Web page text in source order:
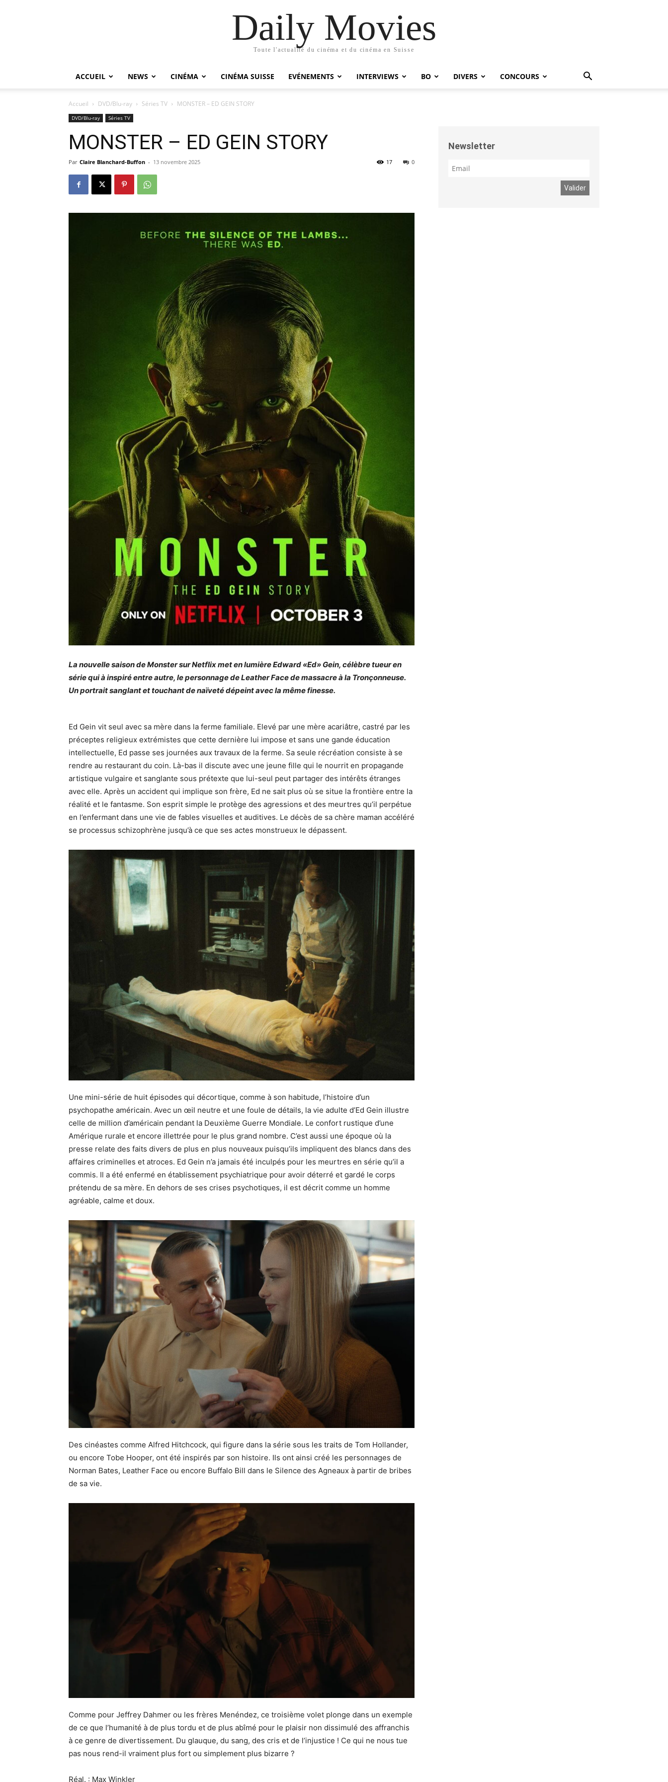
Daily Movies
Toute l'actualité du cinéma et du cinéma en Suisse
ACCUEIL NEWS CINÉMA CINÉMA SUISSE EVÉNEMENTS INTERVIEWS BO DIVERS CONCOURS
Accueil DVD/Blu-ray Séries TV MONSTER – ED GEIN STORY
DVD/Blu-ray Séries TV
MONSTER – ED GEIN STORY
Par Claire Blanchard-Buffon - 13 novembre 2025 0
17
La nouvelle saison de Monster sur Netflix met en lumière Edward «Ed» Gein, célèbre tueur en
série qui à inspiré entre autre, le personnage de Leather Face de massacre à la Tronçonneuse.
Un portrait sanglant et touchant de naïveté dépeint avec la même finesse.
Ed Gein vit seul avec sa mère dans la ferme familiale. Elevé par une mère acariâtre, castré par les
préceptes religieux extrémistes que cette dernière lui impose et sans une gande éducation
intellectuelle, Ed passe ses journées aux travaux de la ferme. Sa seule récréation consiste à se
rendre au restaurant du coin. Là-bas il discute avec une jeune fille qui le nourrit en propagande
artistique vulgaire et sanglante sous prétexte que lui-seul peut partager des intérêts étranges
avec elle. Après un accident qui implique son frère, Ed ne sait plus où se situe la frontière entre la
réalité et le fantasme. Son esprit simple le protège des agressions et des meurtres qu’il perpétue
en l’enfermant dans une vie de fables visuelles et auditives. Le décès de sa chère maman accéléré
se processus schizophrène jusqu’à ce que ses actes monstrueux le dépassent.
Une mini-série de huit épisodes qui décortique, comme à son habitude, l’histoire d’un
psychopathe américain. Avec un œil neutre et une foule de détails, la vie adulte d’Ed Gein illustre
celle de million d’américain pendant la Deuxième Guerre Mondiale. Le confort rustique d’une
Amérique rurale et encore illettrée pour le plus grand nombre. C’est aussi une époque où la
presse relate des faits divers de plus en plus nouveaux puisqu’ils impliquent des blancs dans des
affaires criminelles et atroces. Ed Gein n’a jamais été inculpés pour les meurtres en série qu’il a
commis. Il a été enfermé en établissement psychiatrique pour avoir déterré et gardé le corps
prétendu de sa mère. En dehors de ses crises psychotiques, il est décrit comme un homme
agréable, calme et doux.
Des cinéastes comme Alfred Hitchcock, qui figure dans la série sous les traits de Tom Hollander,
ou encore Tobe Hooper, ont été inspirés par son histoire. Ils ont ainsi créé les personnages de
Norman Bates, Leather Face ou encore Buffalo Bill dans le Silence des Agneaux à partir de bribes
de sa vie.
Comme pour Jeffrey Dahmer ou les frères Menéndez, ce troisième volet plonge dans un exemple
de ce que l’humanité à de plus tordu et de plus abîmé pour le plaisir non dissimulé des affranchis
à ce genre de divertissement. Du glauque, du sang, des cris et de l’injustice ! Ce qui ne nous tue
pas nous rend-il vraiment plus fort ou simplement plus bizarre ?
Réal. : Max Winkler
Newsletter